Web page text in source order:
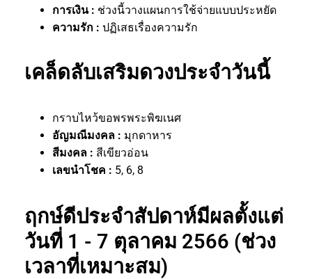
การเงิน : ช่วงนี้วางแผนการใช้จ่ายแบบประหยัด
ความรัก : ปฏิเสธเรื่องความรัก
เคล็ดลับเสริมดวงประจำวันนี้
กราบไหว้ขอพรพระพิฆเนศ
อัญมณีมงคล : มุกดาหาร
สีมงคล : สีเขียวอ่อน
เลขนำโชค : 5, 6, 8
ฤกษ์ดีประจำสัปดาห์มีผลตั้งแต่
วันที่ 1 - 7 ตุลาคม 2566 (ช่วง
เวลาที่เหมาะสม)